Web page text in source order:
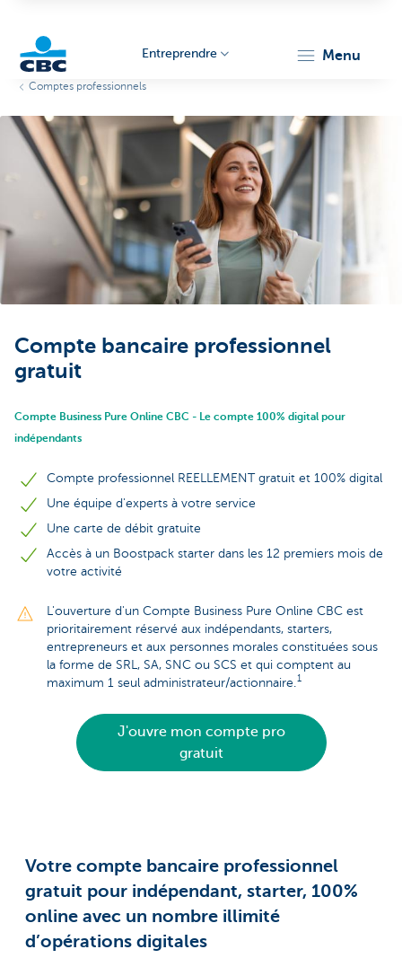
Entreprendre menu
Comptes professionnels
Compte bancaire professionnel
gratuit
Compte Business Pure Online CBC - Le compte 100% digital pour
indépendants
Compte professionnel REELLEMENT gratuit et 100% digital
Une équipe d'experts à votre service
Une carte de débit gratuite
Accès à un Boostpack starter dans les 12 premiers mois de
votre activité
L'ouverture d'un Compte Business Pure Online CBC est
prioritairement réservé aux indépendants, starters,
entrepreneurs et aux personnes morales constituées sous
la forme de SRL, SA, SNC ou SCS et qui comptent au
maximum 1 seul administrateur/actionnaire.1
J'ouvre mon compte pro
gratuit
Votre compte bancaire professionnel
gratuit pour indépendant, starter, 100%
online avec un nombre illimité
d’opérations digitales